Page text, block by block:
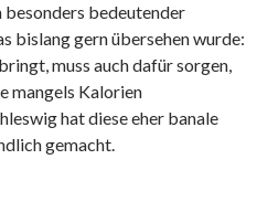
bedeutender
bislang gern übersehen wurde:
muss auch dafür sorgen,
mangels Kalorien
hat diese eher banale
gemacht.
die JVA jetzt auch Kalorien